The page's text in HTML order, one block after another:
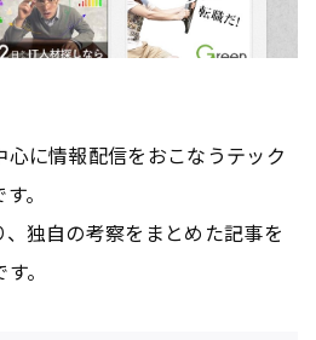
に情報配信をおこなうテック
。
独自の考察をまとめた記事を
。